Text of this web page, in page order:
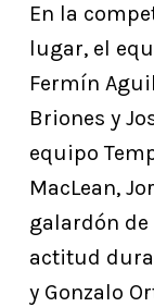
En la
lugar, el
Fermín
Briones y
equipo
MacLean,
galardón de
actitud
y Gonzalo